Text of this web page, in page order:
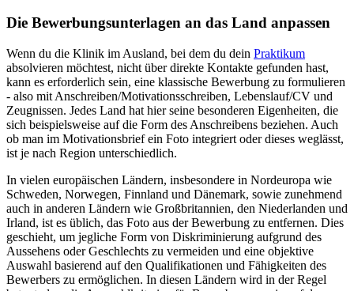
Die Bewerbungsunterlagen an das Land anpassen
Wenn du die Klinik im Ausland, bei dem du dein Praktikum
absolvieren möchtest, nicht über direkte Kontakte gefunden hast,
kann es erforderlich sein, eine klassische Bewerbung zu formulieren
- also mit Anschreiben/Motivationsschreiben, Lebenslauf/CV und
Zeugnissen. Jedes Land hat hier seine besonderen Eigenheiten, die
sich beispielsweise auf die Form des Anschreibens beziehen. Auch
ob man im Motivationsbrief ein Foto integriert oder dieses weglässt,
ist je nach Region unterschiedlich.
In vielen europäischen Ländern, insbesondere in Nordeuropa wie
Schweden, Norwegen, Finnland und Dänemark, sowie zunehmend
auch in anderen Ländern wie Großbritannien, den Niederlanden und
Irland, ist es üblich, das Foto aus der Bewerbung zu entfernen. Dies
geschieht, um jegliche Form von Diskriminierung aufgrund des
Aussehens oder Geschlechts zu vermeiden und eine objektive
Auswahl basierend auf den Qualifikationen und Fähigkeiten des
Bewerbers zu ermöglichen. In diesen Ländern wird in der Regel